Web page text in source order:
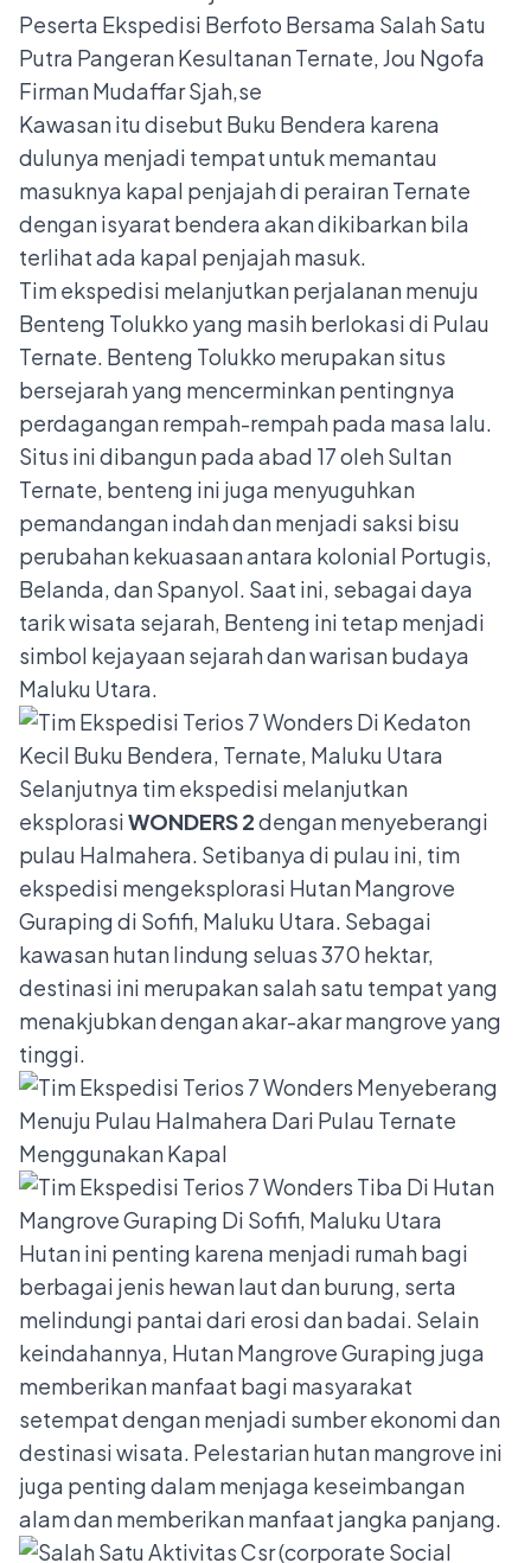
Kawasan itu disebut Buku Bendera karena
dulunya menjadi tempat untuk memantau
masuknya kapal penjajah di perairan Ternate
dengan isyarat bendera akan dikibarkan bila
terlihat ada kapal penjajah masuk.
Tim ekspedisi melanjutkan perjalanan menuju
Benteng Tolukko yang masih berlokasi di Pulau
Ternate. Benteng Tolukko merupakan situs
bersejarah yang mencerminkan pentingnya
perdagangan rempah-rempah pada masa lalu.
Situs ini dibangun pada abad 17 oleh Sultan
Ternate, benteng ini juga menyuguhkan
pemandangan indah dan menjadi saksi bisu
perubahan kekuasaan antara kolonial Portugis,
Belanda, dan Spanyol. Saat ini, sebagai daya
tarik wisata sejarah, Benteng ini tetap menjadi
simbol kejayaan sejarah dan warisan budaya
Maluku Utara.
Selanjutnya tim ekspedisi melanjutkan
eksplorasiWONDERS 2dengan menyeberangi
pulau Halmahera. Setibanya di pulau ini, tim
ekspedisi mengeksplorasi Hutan Mangrove
Guraping di Sofifi, Maluku Utara. Sebagai
kawasan hutan lindung seluas 370 hektar,
destinasi ini merupakan salah satu tempat yang
menakjubkan dengan akar-akar mangrove yang
tinggi.
Hutan ini penting karena menjadi rumah bagi
berbagai jenis hewan laut dan burung, serta
melindungi pantai dari erosi dan badai. Selain
keindahannya, Hutan Mangrove Guraping juga
memberikan manfaat bagi masyarakat
setempat dengan menjadi sumber ekonomi dan
destinasi wisata. Pelestarian hutan mangrove ini
juga penting dalam menjaga keseimbangan
alam dan memberikan manfaat jangka panjang.